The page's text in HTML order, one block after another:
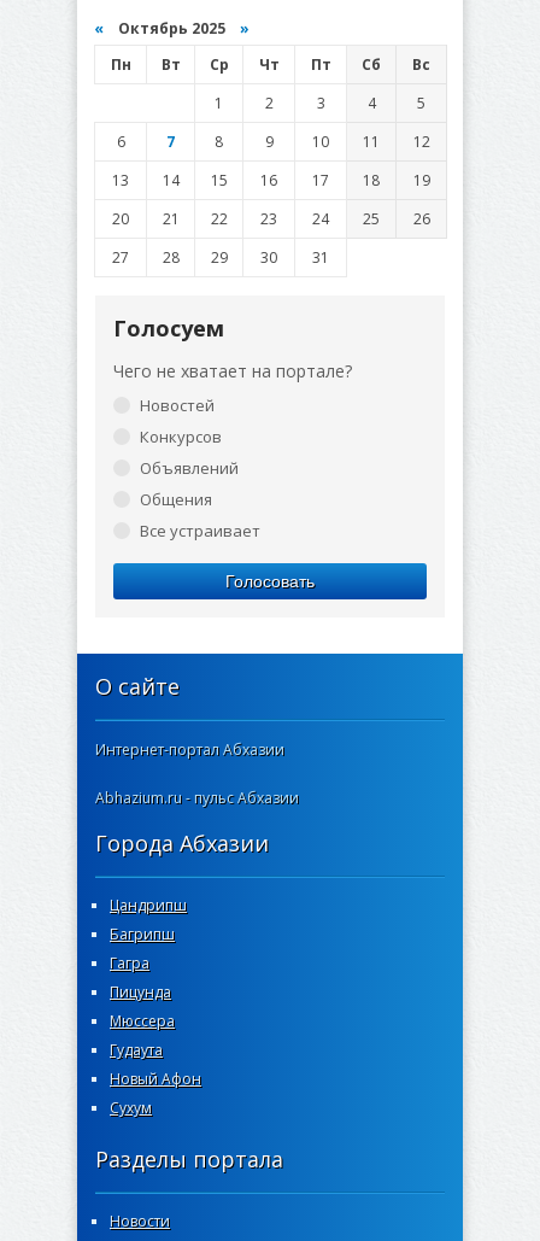
« Октябрь 2025 »
Пн
Вт Ср Чт Пт Сб
Вс
1
2 3 4
5
6
7 8 9 10 11
12
13
14 15 16 17 18
19
20
21 22 23 24 25
26
27
28 29 30 31
Голосуем
Чего не хватает на портале?
Новостей
Конкурсов
Объявлений
Общения
Все устраивает
Голосовать
О сайте
Интернет-портал Абхазии
Abhazium.ru - пульс Абхазии
Города Абхазии
Цандрипш
Багрипш
Гагра
Пицунда
Мюссера
Гудаута
Новый Афон
Сухум
Разделы портала
Новости